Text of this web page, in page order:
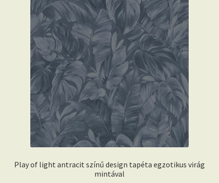
Play of light antracit színű design tapéta egzotikus virág
mintával